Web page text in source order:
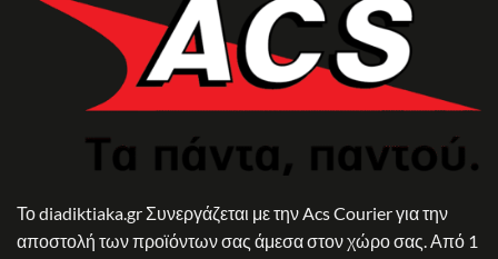
Το diadiktiaka.gr Συνεργάζεται με την Acs Courier για την
αποστολή των προϊόντων σας άμεσα στον χώρο σας. Από 1